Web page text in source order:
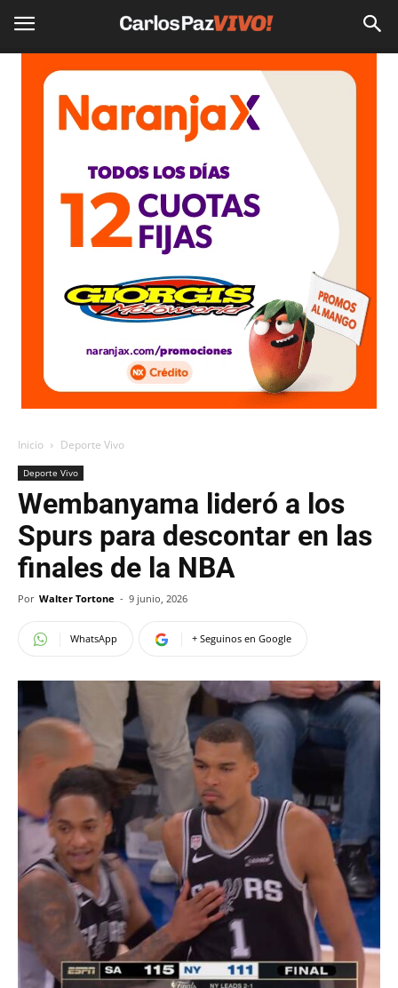
Inicio Deporte Vivo
Deporte Vivo
Wembanyama lideró a los
Spurs para descontar en las
finales de la NBA
Por Walter Tortone - 9 junio, 2026
WhatsApp + Seguinos en Google